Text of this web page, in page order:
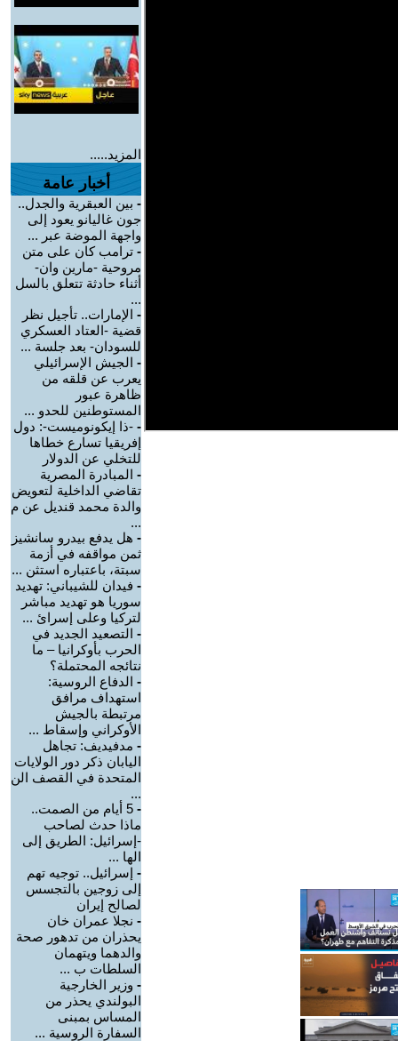
المزيد.....
أخبار عامة
- بين العبقرية والجدل..
جون غاليانو يعود إلى
واجهة الموضة عبر ...
- ترامب كان على متن
مروحية -مارين وان-
أثناء حادثة تتعلق بالسل
...
- الإمارات.. تأجيل نظر
قضية -العتاد العسكري
للسودان- بعد جلسة ...
- الجيش الإسرائيلي
يعرب عن قلقه من
ظاهرة عبور
المستوطنين للحدو ...
- -ذا إيكونوميست-: دول
إفريقيا تسارع خطاها
للتخلي عن الدولار
- المبادرة المصرية
تقاضي الداخلية لتعويض
والدة محمد قنديل عن م
...
- هل يدفع بيدرو سانشيز
ثمن مواقفه في أزمة
سبتة، باعتباره استثن ...
- فيدان للشيباني: تهديد
سوريا هو تهديد مباشر
لتركيا وعلى إسرائ ...
- التصعيد الجديد في
الحرب بأوكرانيا – ما
نتائجه المحتملة؟
- الدفاع الروسية:
استهداف مرافق
مرتبطة بالجيش
الأوكراني وإسقاط ...
- مدفيديف: تجاهل
اليابان ذكر دور الولايات
المتحدة في القصف الن
...
-
5 أيام من الصمت..
ماذا حدث لصاحب
-إسرائيل: الطريق إلى
الها ...
- إسرائيل.. توجيه تهم
إلى زوجين بالتجسس
لصالح إيران
- نجلا عمران خان
يحذران من تدهور صحة
والدهما ويتهمان
السلطات ب ...
- وزير الخارجية
البولندي يحذر من
المساس بمبنى
السفارة الروسية ...